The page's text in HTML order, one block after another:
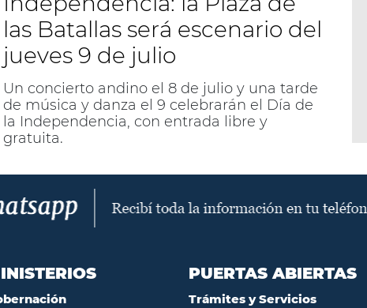
las Batallas será escenario del
jueves 9 de julio
Un concierto andino el 8 de julio y una tarde
de música y danza el 9 celebrarán el Día de
la Independencia, con entrada libre y
gratuita.
PUERTAS ABIERTAS
Trámites y Servicios